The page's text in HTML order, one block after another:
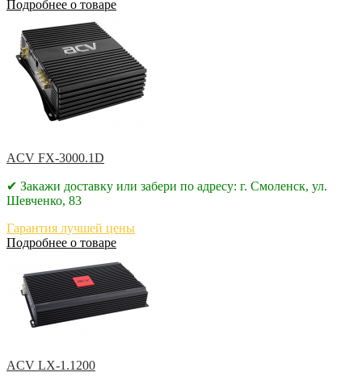
Подробнее о товаре
ACV FX-3000.1D
✔ Закажи доставку или забери по адресу: г. Смоленск, ул.
Шевченко, 83
Гарантия лучшей цены
Подробнее о товаре
ACV LX-1.1200